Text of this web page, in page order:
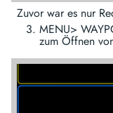
Zuvor war es nur
MENU>
zum Öffnen